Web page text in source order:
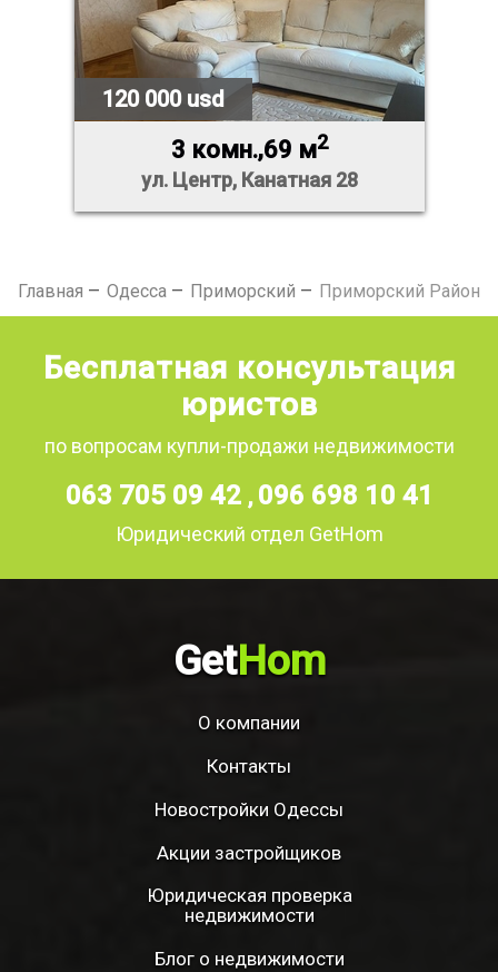
120 000 usd
3 комн.,69 м2
ул. Центр, Канатная 28
Главная Одесса Приморский Приморский Район
Бесплатная консультация
юристов
по вопросам купли-продажи недвижимости
063 705 09 42 , 096 698 10 41
Юридический отдел GetHom
GetHom
О компании
Контакты
Новостройки Одессы
Акции застройщиков
Юридическая проверка
недвижимости
Блог о недвижимости